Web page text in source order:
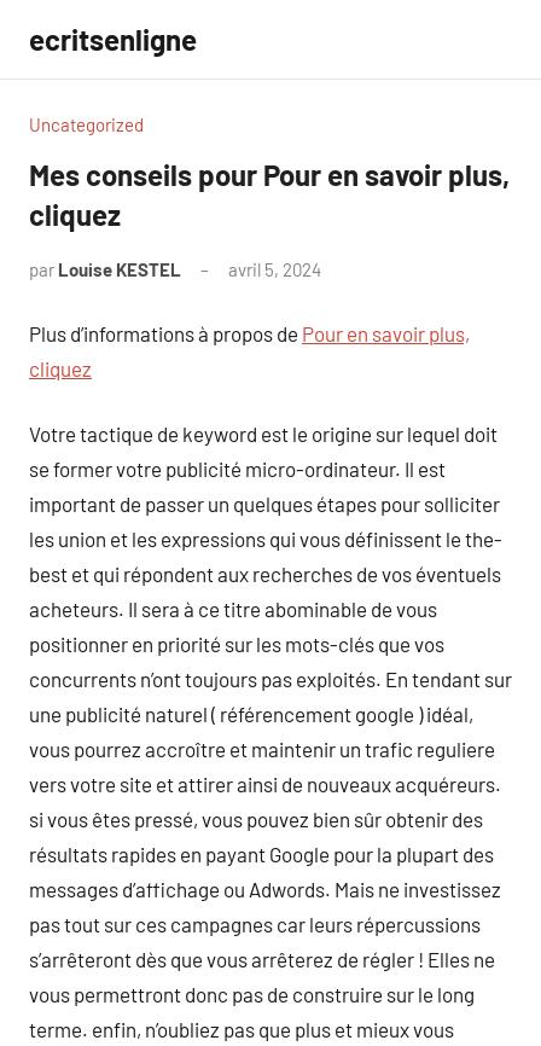
contenu
ecritsenligne
Uncategorized
Mes conseils pour Pour en savoir plus,
cliquez
par Louise KESTEL avril 5, 2024
Plus d’informations à propos de Pour en savoir plus,
cliquez
Votre tactique de keyword est le origine sur lequel doit
se former votre publicité micro-ordinateur. Il est
important de passer un quelques étapes pour solliciter
les union et les expressions qui vous définissent le the-
best et qui répondent aux recherches de vos éventuels
acheteurs. Il sera à ce titre abominable de vous
positionner en priorité sur les mots-clés que vos
concurrents n’ont toujours pas exploités. En tendant sur
une publicité naturel ( référencement google ) idéal,
vous pourrez accroître et maintenir un trafic reguliere
vers votre site et attirer ainsi de nouveaux acquéreurs.
si vous êtes pressé, vous pouvez bien sûr obtenir des
résultats rapides en payant Google pour la plupart des
messages d’affichage ou Adwords. Mais ne investissez
pas tout sur ces campagnes car leurs répercussions
s’arrêteront dès que vous arrêterez de régler ! Elles ne
vous permettront donc pas de construire sur le long
terme. enfin, n’oubliez pas que plus et mieux vous